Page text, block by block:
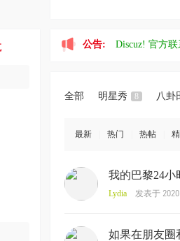
公告: Discuz! 官方
全部 明星秀 8 八卦
最新 热门 热帖
我的巴黎24小
Lydia 发表于
如果在朋友圈